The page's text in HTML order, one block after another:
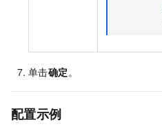
单击确定。
配置示例